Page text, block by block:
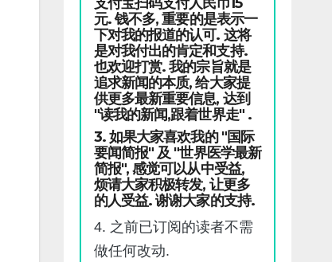
元. 钱不多, 重要的是表示一
下对我的报道的认可. 这将
是对我付出的肯定和支持.
也欢迎打赏. 我的宗旨就是
追求新闻的本质, 给大家提
供更多最新重要信息, 达到
"读我的新闻,跟着世界走" .
3. 如果大家喜欢我的 "国际
要闻简报" 及 "世界医学最新
简报", 感觉可以从中受益,
烦请大家积极转发, 让更多
的人受益. 谢谢大家的支持.
4. 之前已订阅的读者不需
做任何改动.